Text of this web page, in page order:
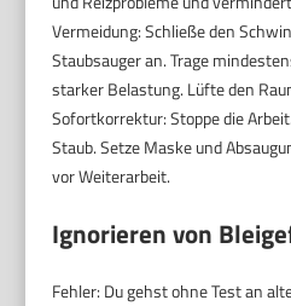
Vermeidung: Schließe den
Staubsauger an. Trage
starker Belastung. Lüfte den
Sofortkorrektur: Stoppe die
Staub. Setze Maske und
vor Weiterarbeit.
Ignorieren von
Fehler: Du gehst ohne Test an